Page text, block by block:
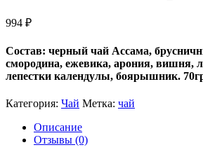
994 ₽
Состав: черный чай Ассама,
смородина, ежевика, арония, вишня,
лепестки календулы, боярышник.
Категория: Чай Метка: чай
Описание
Отзывы (0)